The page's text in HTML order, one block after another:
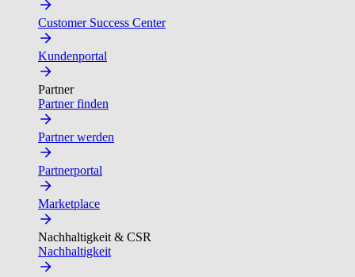
Customer Success Center
Kundenportal
Partner
Partner finden
Partner werden
Partnerportal
Marketplace
Nachhaltigkeit & CSR
Nachhaltigkeit